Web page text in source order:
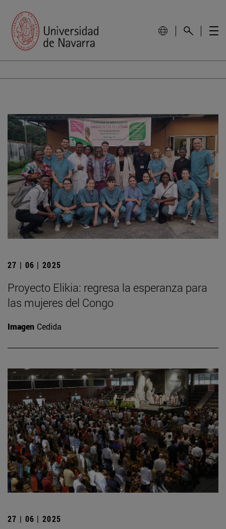
27 | 06 | 2025
Proyecto Elikia: regresa la esperanza para
las mujeres del Congo
Imagen Cedida
27 | 06 | 2025